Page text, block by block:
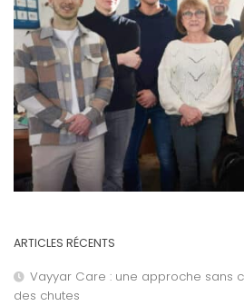
ARTICLES RÉCENTS
Vayyar Care : une approche sans
des chutes